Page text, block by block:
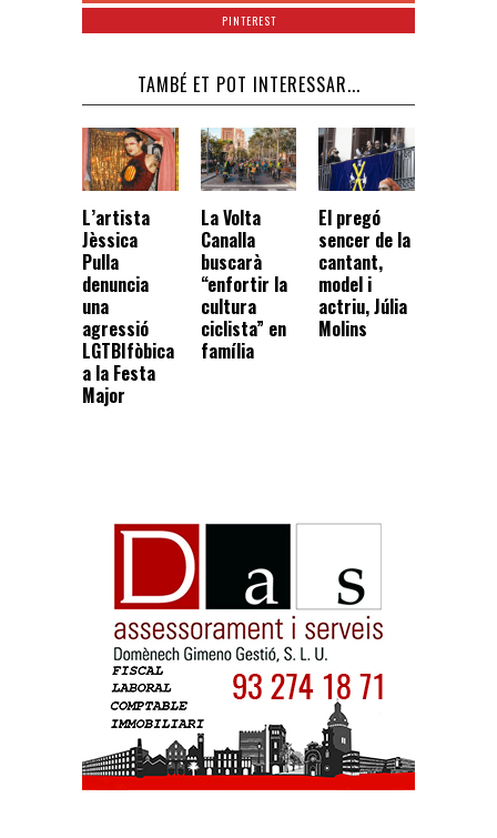
PINTEREST
TAMBÉ ET POT INTERESSAR...
L’artista
Jèssica
Pulla
denuncia
una
agressió
LGTBIfòbica
a la Festa
Major
La Volta
Canalla
buscarà
“enfortir la
cultura
ciclista” en
família
El pregó
sencer de la
cantant,
model i
actriu, Júlia
Molins